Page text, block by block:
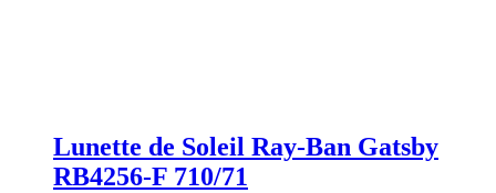
Lunette de Soleil Ray-Ban Gatsby
RB4256-F 710/71